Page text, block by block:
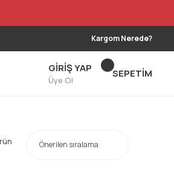
Kargom Nerede?
GİRİŞ YAP
Üye Ol
SEPETİM